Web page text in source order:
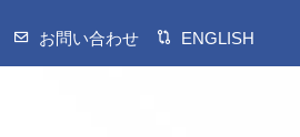
お問い合わせ ENGLISH